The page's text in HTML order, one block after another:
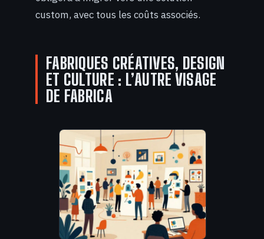
custom, avec tous les coûts associés.
FABRIQUES CRÉATIVES, DESIGN
ET CULTURE : L’AUTRE VISAGE
DE FABRICA